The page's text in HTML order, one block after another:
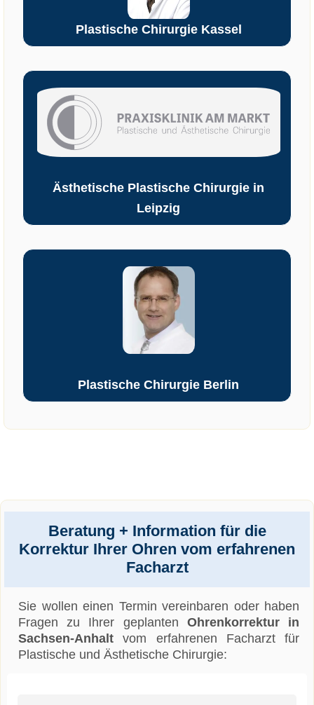
Plastische Chirurgie Kassel
Ästhetische Plastische Chirurgie in
Leipzig
Plastische Chirurgie Berlin
Beratung + Information für die
Korrektur Ihrer Ohren vom erfahrenen
Facharzt
Sie wollen einen Termin vereinbaren oder haben
Fragen zu Ihrer geplanten Ohrenkorrektur in
Sachsen-Anhalt vom erfahrenen Facharzt für
Plastische und Ästhetische Chirurgie: